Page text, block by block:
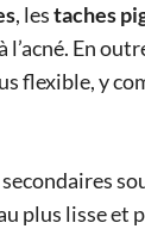
, lestaches
En
flexible, y
plus lisse et